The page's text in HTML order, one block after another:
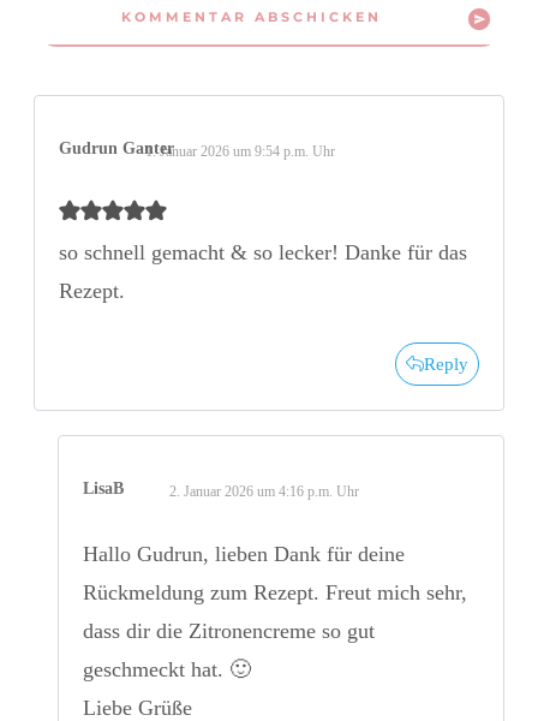
KOMMENTAR ABSCHICKEN
Gudrun Ganter1. Januar 2026 um 9:54 p.m. Uhr
so schnell gemacht & so lecker! Danke für das
Rezept.
Reply
LisaB 2. Januar 2026 um 4:16 p.m. Uhr
Hallo Gudrun, lieben Dank für deine
Rückmeldung zum Rezept. Freut mich sehr,
dass dir die Zitronencreme so gut
geschmeckt hat. 🙂
Liebe Grüße